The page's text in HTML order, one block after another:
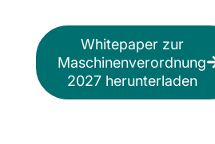
Whitepaper zur
Maschinenverordnung
2027 herunterladen